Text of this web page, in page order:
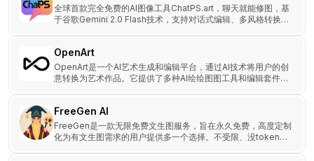
全球首款完全免费的AI图像工具ChatPS.art，聊天就能修图，基
于谷歌Gemini 2.0 Flash技术，支持对话式编辑、多风格转换及
OpenArt
OpenArt是一个AI艺术生成和编辑平台，通过AI技术将用户的创
意转换为艺术作品。它提供了多种AI绘绘图图工具和编辑套件，
FreeGen AI
FreeGen是一款无限免费文生图服务，旨在永久免费，高度定制
化为有文生图需求的用户提供多一个选择。不受限、没token压